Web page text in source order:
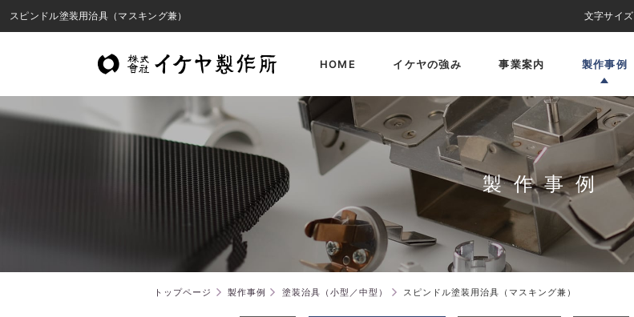
スピンドル塗装用治具（マスキング兼） 文字サイズ
HOME イケヤの強み 事業案内 製作事例
製作事例
トップページ 製作事例 塗装治具（小型／中型） スピンドル塗装用治具（マスキング兼）